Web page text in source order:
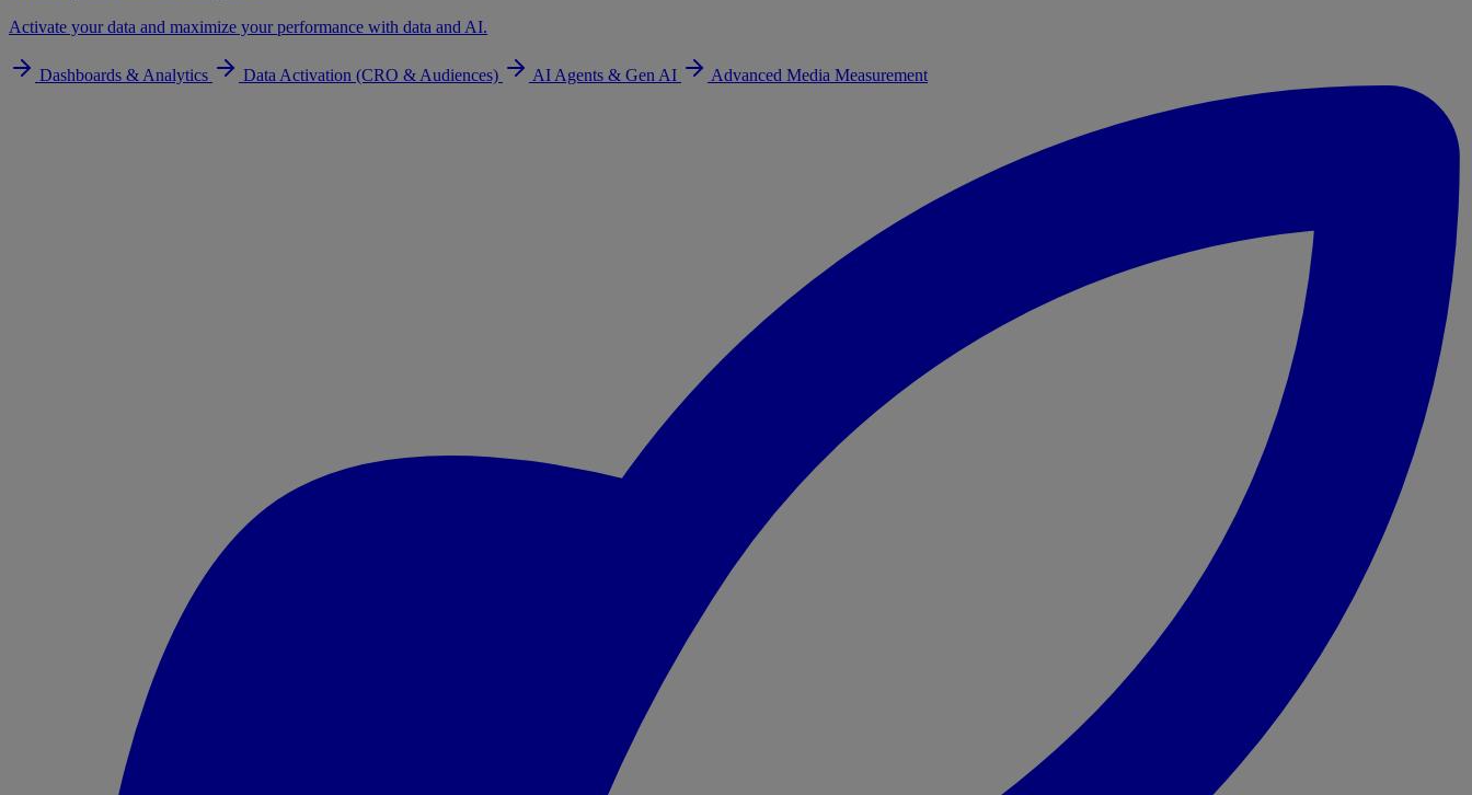
Activate your data and maximize your performance with data and AI.
Dashboards & Analytics Data Activation (CRO & Audiences) AI Agents & Gen AI Advanced Media Measurement